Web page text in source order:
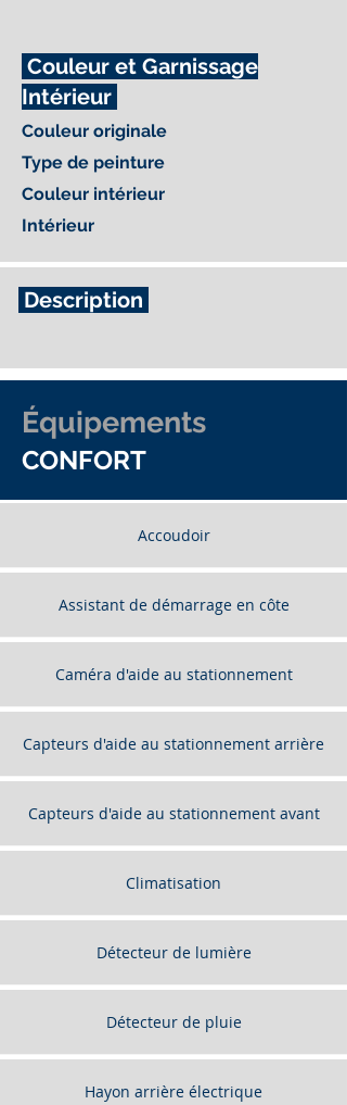
Couleur et Garnissage
Intérieur
Couleur originale
Type de peinture
Couleur intérieur
Intérieur
Description
Équipements
CONFORT
Accoudoir
Assistant de démarrage en côte
Caméra d'aide au stationnement
Capteurs d'aide au stationnement arrière
Capteurs d'aide au stationnement avant
Climatisation
Détecteur de lumière
Détecteur de pluie
Hayon arrière électrique